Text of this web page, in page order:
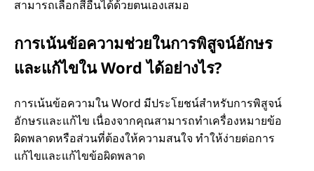
สามารถเลือกสีอื่นได้ด้วยตนเองเสมอ
การเน้นข้อความช่วยในการพิสูจน์อักษร
และแก้ไขใน Word ได้อย่างไร?
การเน้นข้อความใน Word มีประโยชน์สําหรับการพิสูจน์
อักษรและแก้ไข เนื่องจากคุณสามารถทําเครื่องหมายข้อ
ผิดพลาดหรือส่วนที่ต้องให้ความสนใจ ทําให้ง่ายต่อการ
แก้ไขและแก้ไขข้อผิดพลาด